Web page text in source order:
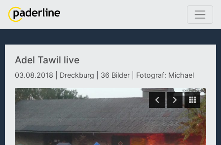
Adel Tawil live
03.08.2018 | Dreckburg | 36 Bilder | Fotograf: Michael